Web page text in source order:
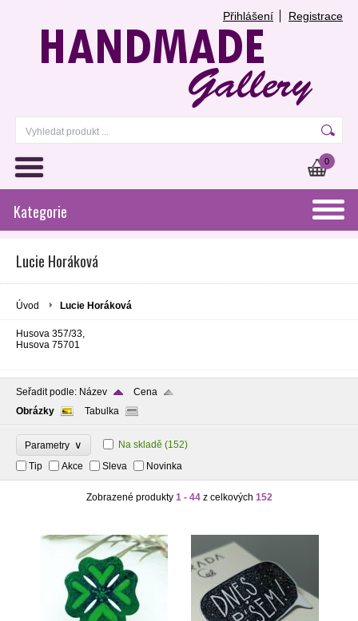
Přihlášení Registrace
0
Kategorie
Lucie Horáková
Úvod Lucie Horáková
Husova 357/33,
Husova 75701
Seřadit podle: Název
Cena
Obrázky
Tabulka
Parametry ∨ Na skladě (152)
Tip
Akce Sleva Novinka
Zobrazené produkty 1 - 44z celkových 152